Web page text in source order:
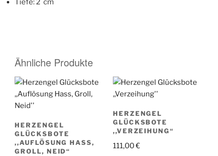
Ähnliche Produkte
HERZENGEL
GLÜCKSBOTE
,,AUFLÖSUNG HASS,
GROLL, NEID“
HERZENGEL
GLÜCKSBOTE
,,VERZEIHUNG“
111,00€